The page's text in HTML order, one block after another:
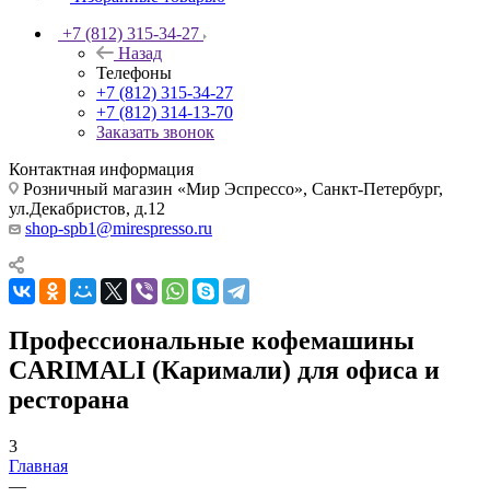
+7 (812) 315-34-27
Назад
Телефоны
+7 (812) 315-34-27
+7 (812) 314-13-70
Заказать звонок
Контактная информация
Розничный магазин «Мир Эспрессо», Санкт-Петербург,
ул.Декабристов, д.12
shop-spb1@mirespresso.ru
Профессиональные кофемашины
CARIMALI (Каримали) для офиса и
ресторана
3
Главная
—